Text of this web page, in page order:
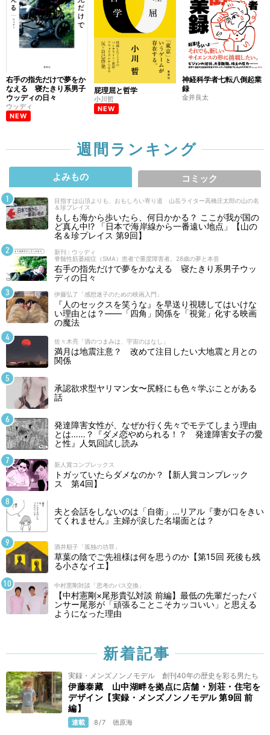
右手の指先だけで夢をか
なえる 寝たきり系男子
ウッディの日々
ウッディ
NEW
屁理屈と哲学
小川哲
NEW
神経科学者七転八倒起業
録
金井良太
週間ランキング
よみもの コミック
目指すは山頂よりも、おもしろい寄り道 山岳ライター高橋庄太郎の山の名
＆珍プレイス
もしも海から歩いたら、何日かかる？ ここが我が国の
ど真ん中!? 「日本で海岸線から一番遠い地点」【山の
名＆珍プレイス 第9回】
新刊 : ウッディ
脊髄性筋萎縮症（SMA）患者で重度障害者。28歳の夢と本音
右手の指先だけで夢をかなえる 寝たきり系男子ウッ
ディの日々
伊藤弘了「感想迷子のための映画入門」
『人のセックスを笑うな』を早送り視聴してはいけな
い理由とは？――「四角」関係を「視覚」化する映画
の魔法
佐々木亮「酒のつまみは、宇宙のはなし」
満月は地震注意？ 改めて注目したい大地震と月との
関係
承認欲求型ヤリマン女〜尻軽にも色々学ぶことがある
話
発達障害女性が、なぜか行く先々でモテてしまう理由
とは……？『ダメ恋やめられる！？ 発達障害女子の愛
と性』人気回試し読み
新人賞コンプレックス
トガッていたらダメなのか？【新人賞コンプレック
ス 第4回】
夫と会話をしないのは「自衛」…リアル『妻が口をきい
てくれません』主婦が涙した名場面とは？
酒井順子「孤独の功罪」
草葉の陰でご先祖様は何を思うのか【第15回 死後も残
る小さなイエ】
中村憲剛対談「思考のパス交換」
【中村憲剛×尾形貴弘対談 前編】最低の先輩だったパ
ンサー尾形が「頑張ることこそカッコいい」と思える
ようになった理由
新着記事
実録・メンズノンノモデル 創刊40年の歴史を彩る男たち
伊藤泰藏 山中湖畔を拠点に店舗・別荘・住宅を
デザイン【実録・メンズノンノモデル 第9回 前
編】
連載 8/7 徳原海